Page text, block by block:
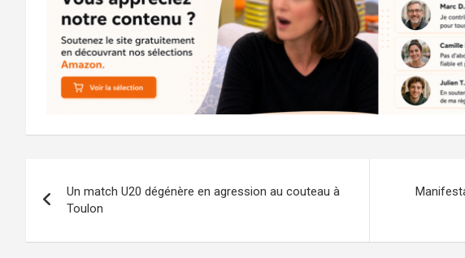
de
l’article
Un match U20 dégénère en agression au couteau à
Toulon